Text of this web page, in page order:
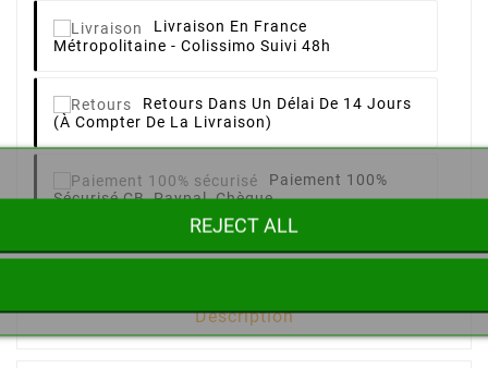
Livraison En France
Métropolitaine - Colissimo Suivi 48h
Retours Dans Un Délai De 14 Jours
(à Compter De La Livraison)
Paiement 100%
SécuriséCB, Paypal, Chèque
Description
REJECT ALL